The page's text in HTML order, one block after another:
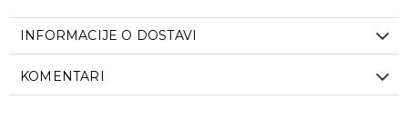
INFORMACIJE O DOSTAVI
KOMENTARI